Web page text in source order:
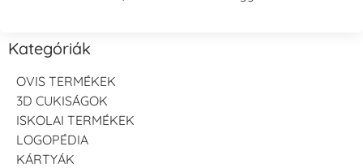
Kategóriák
OVIS TERMÉKEK
3D CUKISÁGOK
ISKOLAI TERMÉKEK
LOGOPÉDIA
KÁRTYÁK